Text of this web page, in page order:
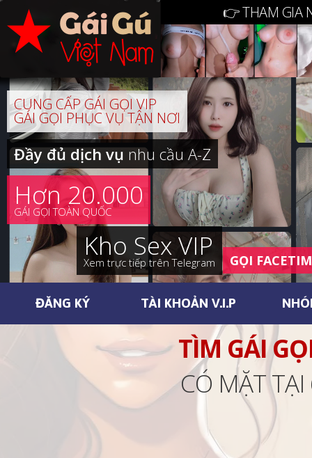
👉 THAM GIA
CUNG CẤP GÁI GỌI VIP
GÁI GỌI PHỤC VỤ TẬN NƠI
Đầy đủ dịch vụnhu cầu A-Z
Hơn 20.000
GÁI GỌI TOÀN QUỐC
Kho Sex VIP
Xem trực tiếp trên Telegram GỌI
ĐĂNG KÝ TÀI KHOẢN V.I.P
TÌM GÁI
CÓ MẶT